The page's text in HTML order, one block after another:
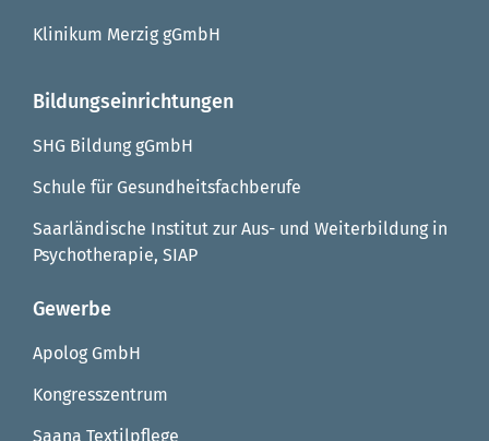
Klinikum Merzig gGmbH
Bildungseinrichtungen
SHG Bildung gGmbH
Schule für Gesundheitsfachberufe
Saarländische Institut zur Aus- und Weiterbildung in
Psychotherapie, SIAP
Gewerbe
Apolog GmbH
Kongresszentrum
Saana Textilpflege